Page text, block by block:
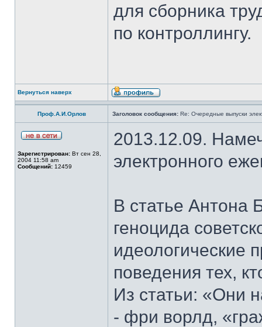
для сборника
по контроллингу.
Вернуться наверх
Проф.А.И.Орлов Заголовок сообщения: Re: Очередные выпуски
Зарегистрирован: Вт сен 28,
2004 11:58 am
Сообщений: 12459
2013.12.09.
электронного
В статье Антона
геноцида
идеологические
поведения тех,
Из статьи: «Они
- фри ворлд,